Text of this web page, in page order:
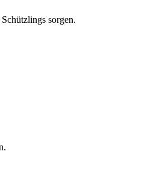
sorgen.